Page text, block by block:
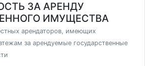
ЗА АРЕНДУ
ИМУЩЕСТВА
арендаторов, имеющих
за арендуемые государственные